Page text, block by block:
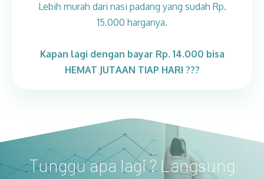
Lebih murah dari nasi padang yang sudah Rp.
15.000 harganya.
Kapan lagi dengan bayar Rp. 14.000 bisa
HEMAT JUTAAN TIAP HARI ???
Tunggu apa lagi ? Langsung